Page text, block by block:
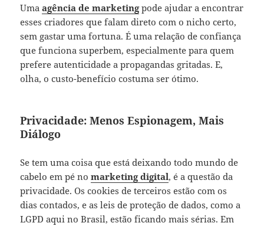
Umaagência de marketingpode ajudar a encontrar
esses criadores que falam direto com o nicho certo,
sem gastar uma fortuna. É uma relação de confiança
que funciona superbem, especialmente para quem
prefere autenticidade a propagandas gritadas. E,
olha, o custo-benefício costuma ser ótimo.
Privacidade: Menos Espionagem, Mais
Diálogo
Se tem uma coisa que está deixando todo mundo de
cabelo em pé nomarketing digital, é a questão da
privacidade. Os cookies de terceiros estão com os
dias contados, e as leis de proteção de dados, como a
LGPD aqui no Brasil, estão ficando mais sérias. Em